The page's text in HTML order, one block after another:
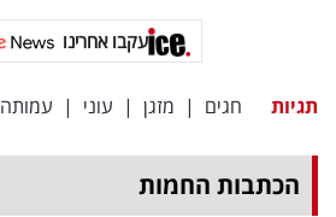
עקבו
אחרינו:
עקבו אחרינו
תגיות חגים | מזגן | עוני | עמותה
הכתבות החמות